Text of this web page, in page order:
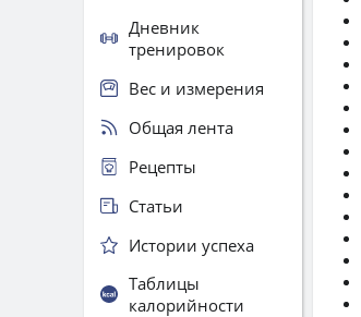
Дневник
тренировок
Вес и измерения
Общая лента
Рецепты
Статьи
Истории успеха
Таблицы
калорийности